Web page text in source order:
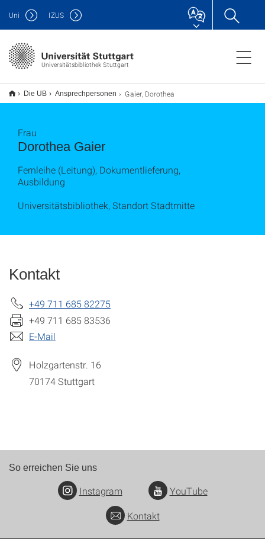
Universitätsbibliothek Stuttgart
Uni IZUS
Die UB Ansprechpersonen Gaier, Dorothea
Dorothea Gaier
Frau
Fernleihe (Leitung), Dokumentlieferung,
Ausbildung
Universitätsbibliothek, Standort Stadtmitte
Kontakt
+49 711 685 82275
+49 711 685 83536
E-Mail
Holzgartenstr. 16
70174Stuttgart
So erreichen Sie uns
Instagram
YouTube
Kontakt